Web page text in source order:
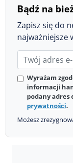
Bądź na
Zapisz się do
najważniejsze
Wyrażam
informacji
podany adres
prywatności.
Możesz